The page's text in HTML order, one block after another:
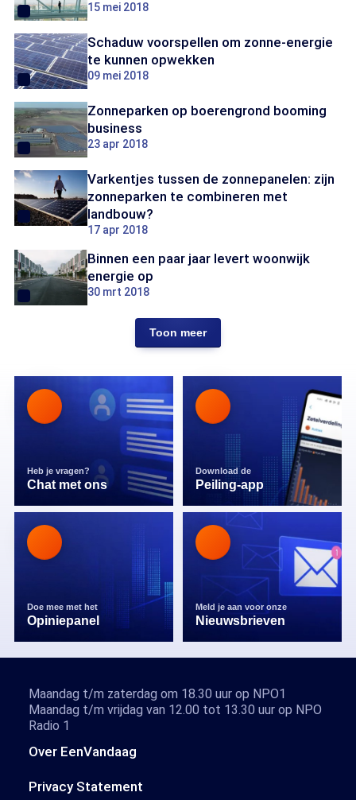
15 mei 2018
Schaduw voorspellen om zonne-energie
te kunnen opwekken
09 mei 2018
Zonneparken op boerengrond booming
business
23 apr 2018
Varkentjes tussen de zonnepanelen: zijn
zonneparken te combineren met
landbouw?
17 apr 2018
Binnen een paar jaar levert woonwijk
energie op
30 mrt 2018
Toon meer
Heb je vragen?
Chat met ons
Download de
Peiling-app
Doe mee met het
Opiniepanel
Meld je aan voor onze
Nieuwsbrieven
Over EenVandaag
Privacy Statement
Maandag t/m zaterdag om 18.30 uur op NPO1
Maandag t/m vrijdag van 12.00 tot 13.30 uur op NPO
Radio 1